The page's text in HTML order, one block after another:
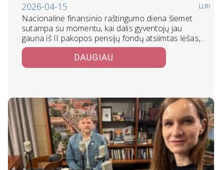
2026-04-15 LLRI
Nacionalinė finansinio raštingumo diena šiemet
sutampa su momentu, kai dalis gyventojų jau
gauna iš II pakopos pensijų fondų atsiimtas lėšas,…
DAUGIAU